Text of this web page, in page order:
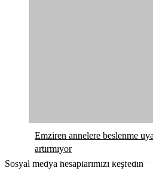
Emziren annelere beslenme
artırmıyor
Sosyal medya hesaplarımızı keşfedin